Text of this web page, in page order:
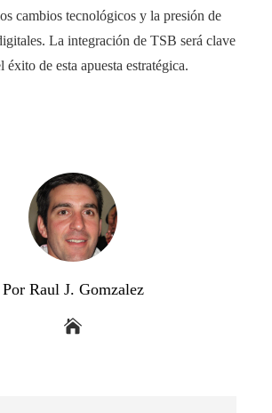
cambios tecnológicos y la presión de
La integración de TSB será clave
éxito de esta apuesta estratégica.
Por Raul J. Gomzalez